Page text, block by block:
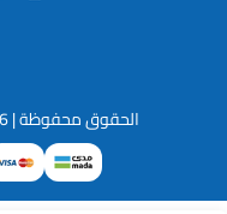
الحقوق محفوظة | 2026